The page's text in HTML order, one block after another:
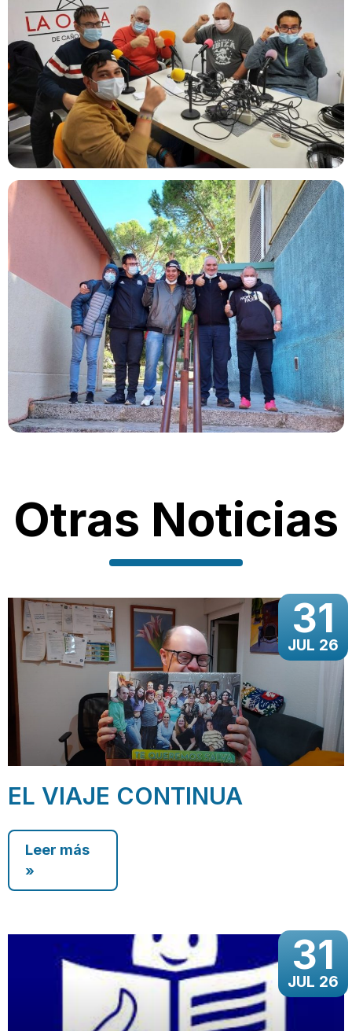
Otras Noticias
31
JUL 26
EL VIAJE CONTINUA
Leer más
»
31
JUL 26